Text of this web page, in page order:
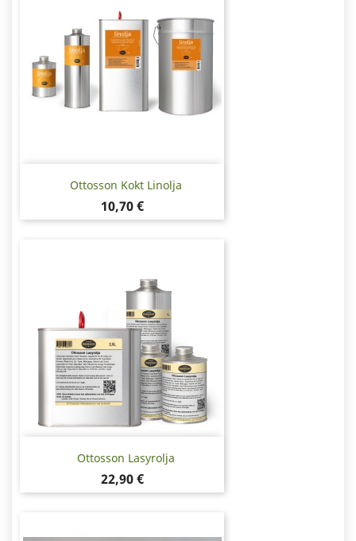
Ottosson Kokt Linolja
Pris
10,70 €
Ottosson Lasyrolja
Pris
22,90 €